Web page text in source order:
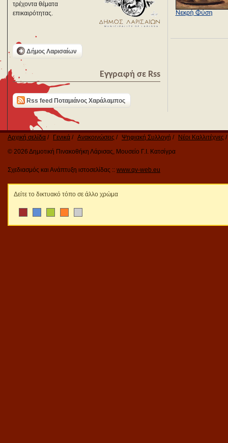
τρέχοντα θέματα
επικαιρότητας.
Δήμος Λαρισαίων
Εγγραφή σε Rss
Rss feed Ποταμιάνος Χαράλαμπος
Νεκρή Φύση
Αρχική σελίδα Γενικά Ανακοινώσεις Ψηφιακή Συλλογή
Νέοι Καλλιτέχνες
© 2026 Δημοτική Πινακοθήκη Λάρισας, Μουσείο Γ.Ι. Κατσίγρα
Σχεδιασμός και Ανάπτυξη ιστοσελίδας :: www.qv-web.eu
Δείτε το δικτυακό τόπο σε άλλο χρώμα